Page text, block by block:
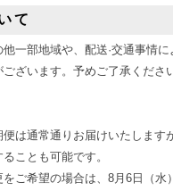
て
一部地域や、配送·交通事情
ざいます。予めご了承くださ
便は通常通りお届けいたします
ことも可能です。
ご希望の場合は、 8月 6日（水